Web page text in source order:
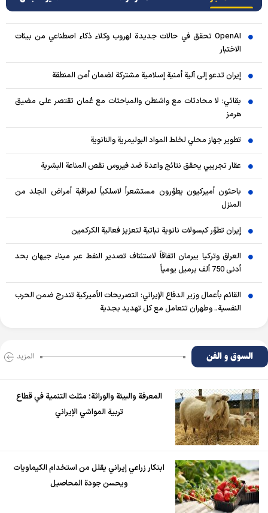
OpenAI تحقق في حالات جديدة لهروب وكلاء ذكاء اصطناعي من بيئات
الاختبار
إيران تدعو إلى آلية أمنية إسلامية مشتركة لضمان أمن المنطقة
بقائي: لا محادثات مع واشنطن والمباحثات مع عُمان تقتصر على مضيق
هرمز
تطوير جهاز محلي لخلط المواد البوليمرية والنانوية
عقار تجريبي يحقق نتائج واعدة ضد فيروس نقص المناعة البشرية
باحثون أميركيون يطوّرون مستشعراً لاسلكياً لمراقبة أمراض الجلد من
المنزل
إيران تطوّر كبسولات نانوية نباتية لتعزيز فعالية الكركمين
العراق وتركيا يبرمان اتفاقاً لاستئناف تصدير النفط عبر ميناء جيهان بحد
أدنى 750 ألف برميل يومياً
القائم بأعمال وزير الدفاع الإيراني: التصريحات الأميركية تندرج ضمن الحرب
النفسية.. وطهران تتعامل مع كل تهديد بجدية
السوق و الفن المزید
المعرفة والبيئة والوراثة؛ مثلث التنمية في قطاع
تربية المواشي الإيراني
ابتكار زراعي إيراني يقلل من استخدام الكيماويات
ويحسن جودة المحاصيل